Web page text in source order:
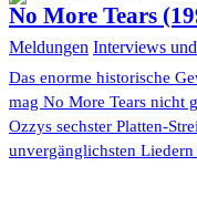
No More Tears
Meldungen Interviews
Das enorme historische
mag No More Tears nicht
Ozzys sechster Platten-
unvergänglichsten Liedern